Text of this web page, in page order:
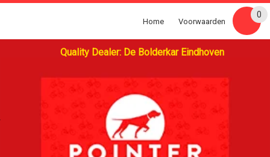
Quality Dealer: De Bolderkar Eindhoven
Home Voorwaarden
0